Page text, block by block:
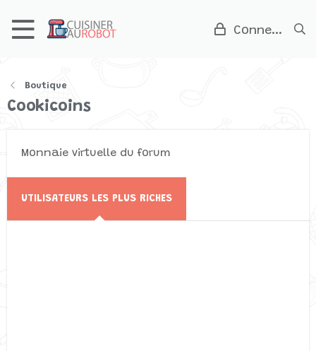
Connexion
Boutique
Cookicoins
Monnaie virtuelle du forum
UTILISATEURS LES PLUS RICHES